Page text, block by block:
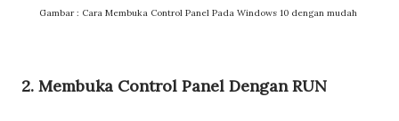
Gambar : Cara Membuka Control Panel Pada Windows 10 dengan mudah
2. Membuka Control Panel Dengan RUN